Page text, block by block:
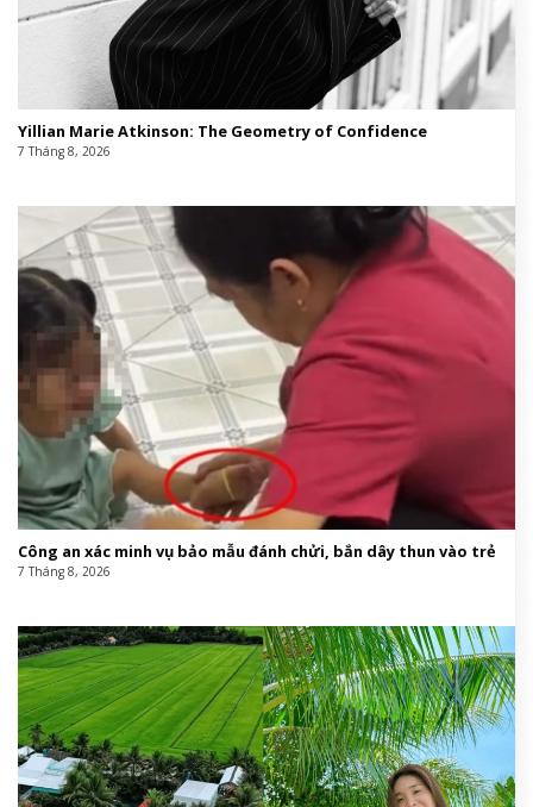
Yillian Marie Atkinson: The Geometry of Confidence
7 Tháng 8, 2026
Công an xác minh vụ bảo mẫu đánh chửi, bắn dây thun vào trẻ
7 Tháng 8, 2026